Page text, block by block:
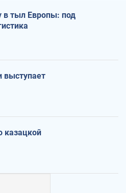
в тыл Европы: под
выступает
казацкой